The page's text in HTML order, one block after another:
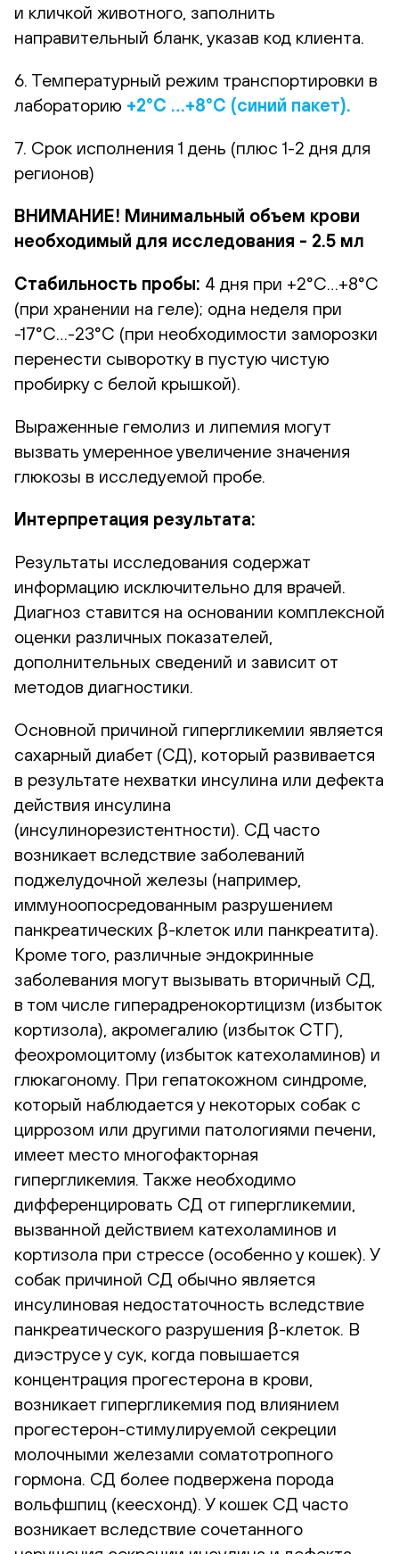
и кличкой животного, заполнить
направительный бланк, указав код клиента.
6. Температурный режим транспортировки в
лабораторию +2°С …+8°С (синий пакет).
7. Срок исполнения 1 день (плюс 1-2 дня для
регионов)
ВНИМАНИЕ! Минимальный объем крови
необходимый для исследования - 2.5 мл
Стабильность пробы: 4 дня при +2°С…+8°С
(при хранении на геле); одна неделя при
-17°С…-23°С (при необходимости заморозки
перенести сыворотку в пустую чистую
пробирку с белой крышкой).
Выраженные гемолиз и липемия могут
вызвать умеренное увеличение значения
глюкозы в исследуемой пробе.
Интерпретация результата:
Результаты исследования содержат
информацию исключительно для врачей.
Диагноз ставится на основании комплексной
оценки различных показателей,
дополнительных сведений и зависит от
методов диагностики.
Основной причиной гипергликемии является
сахарный диабет (СД), который развивается
в результате нехватки инсулина или дефекта
действия инсулина
(инсулинорезистентности). СД часто
возникает вследствие заболеваний
поджелудочной железы (например,
иммуноопосредованным разрушением
панкреатических β-клеток или панкреатита).
Кроме того, различные эндокринные
заболевания могут вызывать вторичный СД,
в том числе гиперадренокортицизм (избыток
кортизола), акромегалию (избыток СТГ),
феохромоцитому (избыток катехоламинов) и
глюкагоному. При гепатокожном синдроме,
который наблюдается у некоторых собак с
циррозом или другими патологиями печени,
имеет место многофакторная
гипергликемия. Также необходимо
дифференцировать СД от гипергликемии,
вызванной действием катехоламинов и
кортизола при стрессе (особенно у кошек). У
собак причиной СД обычно является
инсулиновая недостаточность вследствие
панкреатического разрушения β-клеток. В
диэструсе у сук, когда повышается
концентрация прогестерона в крови,
возникает гипергликемия под влиянием
прогестерон-стимулируемой секреции
молочными железами соматотропного
гормона. СД более подвержена порода
вольфшпиц (кеесхонд). У кошек СД часто
возникает вследствие сочетанного